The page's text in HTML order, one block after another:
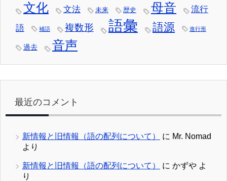
文化 文法 未来 歴史 母音
流行
語
補語 複数形 語彙 語源 進行形
過去 音声
最近のコメント
新情報と旧情報（語の配列について） に Mr. Nomad
より
新情報と旧情報（語の配列について） に かずや よ
り